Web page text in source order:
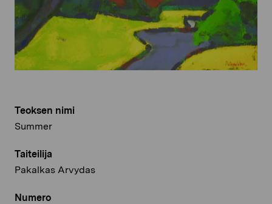
Teoksen nimi
Summer
Taiteilija
Pakalkas Arvydas
Numero